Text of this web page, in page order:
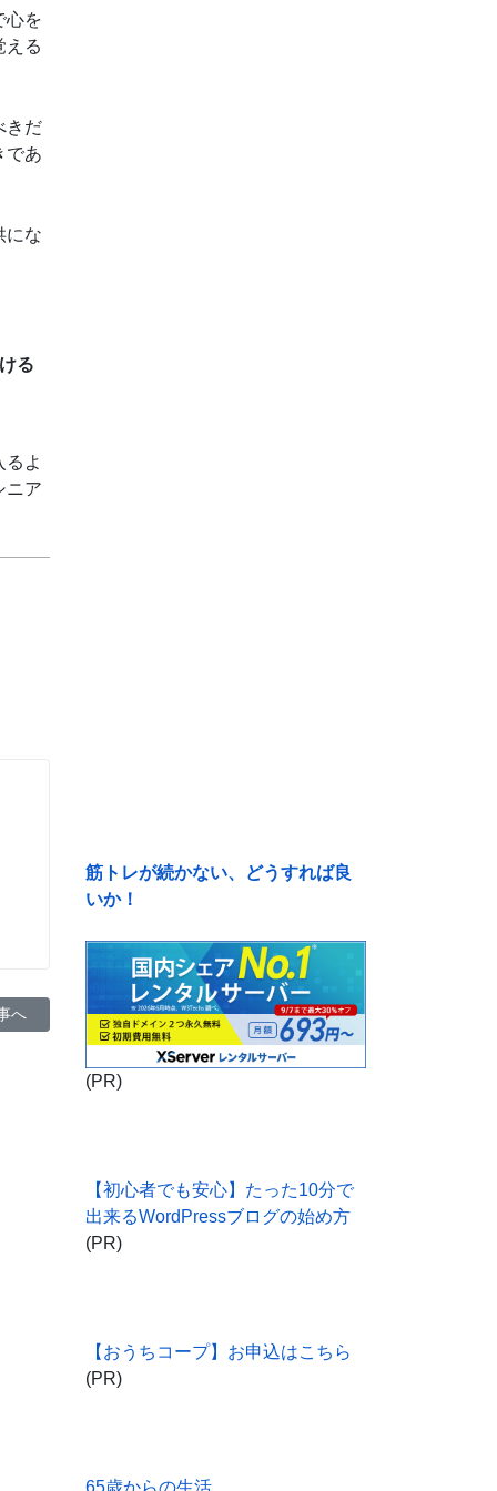
心を
える
きだ
であ
にな
る
よ
ニア
へ: シニアが仕事に有りつけるには何が求められるのか？
へ
筋トレが続かない、どうすれば良
いか！
(PR)
【初心者でも安心】たった10分で
出来るWordPressブログの始め方
(PR)
【おうちコープ】お申込はこちら
(PR)